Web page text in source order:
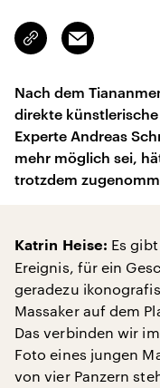
Link
kopieren/teilen
Email
Nach dem
direkte
Experte Andreas
mehr möglich sei,
trotzdem
Katrin Heise: Es
Ereignis, für ein
geradezu
Massaker auf dem
Das verbinden wir
Foto eines jungen
von vier Panzern